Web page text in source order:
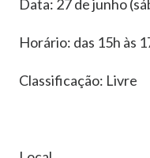
Data: 27 de junho
Horário: das 15h às
Classificação: Livre